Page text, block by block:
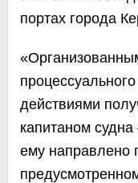
портах города
действиями
капитаном
ему направлено